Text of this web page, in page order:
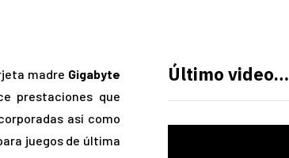
madre Gigabyte
prestaciones que
así como
juegos de última
Último video…